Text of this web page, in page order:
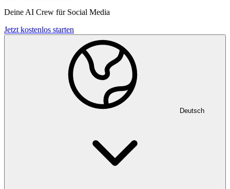
Deine AI Crew für Social Media
Jetzt kostenlos starten
Deutsch